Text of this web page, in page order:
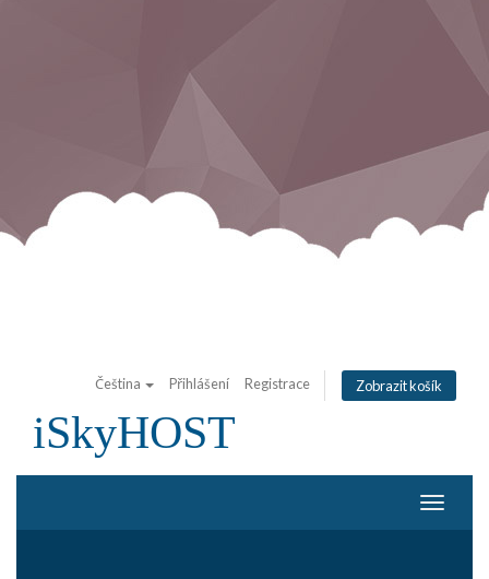
Čeština Přihlášení Registrace Zobrazit košík
iSkyHOST